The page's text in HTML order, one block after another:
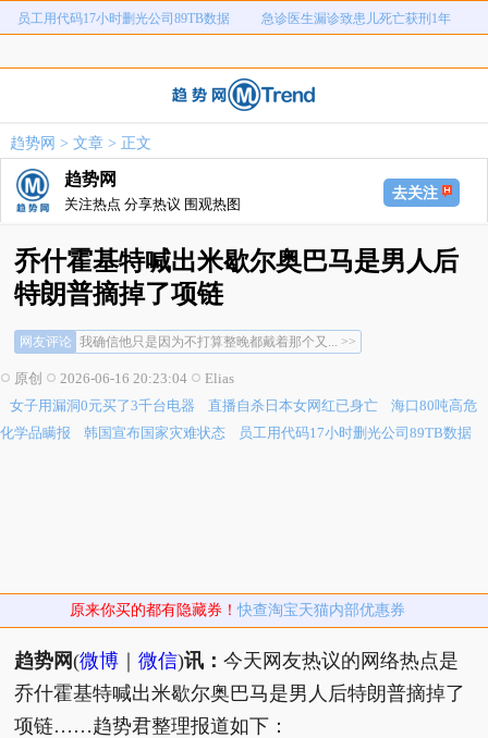
员工用代码17小时删光公司89TB数据 急诊医生漏诊致患儿死亡获刑1年
两名女店员被炸身亡震动日本 上海雪花膏破产
海口80吨高危化学品瞒报
员工用代码17小时删光公司89TB数据 急诊医生漏诊致患儿死亡获刑1年
笔试第一称被第二名花钱劝弃考
两名女店员被炸身亡震动日本 上海雪花膏破产
趋势网 > 文章> 正文
趋势网
关注热点 分享热议 围观热图
去关注
乔什霍基特喊出米歇尔奥巴马是男人后
特朗普摘掉了项链
网友评论 我确信他只是因为不打算整晚都戴着那个又... >>
等等，如果这不是真的，她为什么没有因为... >>
我确信他只是因为不打算整晚都戴着那个又... >>
他难道要戴一整晚吗？那家伙说完话了，所... >>
原创 2026-06-16 20:23:04
Elias
女子用漏洞0元买了3千台电器
直播自杀日本女网红已身亡
海口80吨高危
化学品瞒报
韩国宣布国家灾难状态 员工用代码17小时删光公司89TB数据
原来你买的都有隐藏券！快查淘宝天猫内部优惠券
趋势网(微博 ｜微信)讯：今天网友热议的网络热点是
乔什霍基特喊出米歇尔奥巴马是男人后特朗普摘掉了
项链……趋势君整理报道如下：